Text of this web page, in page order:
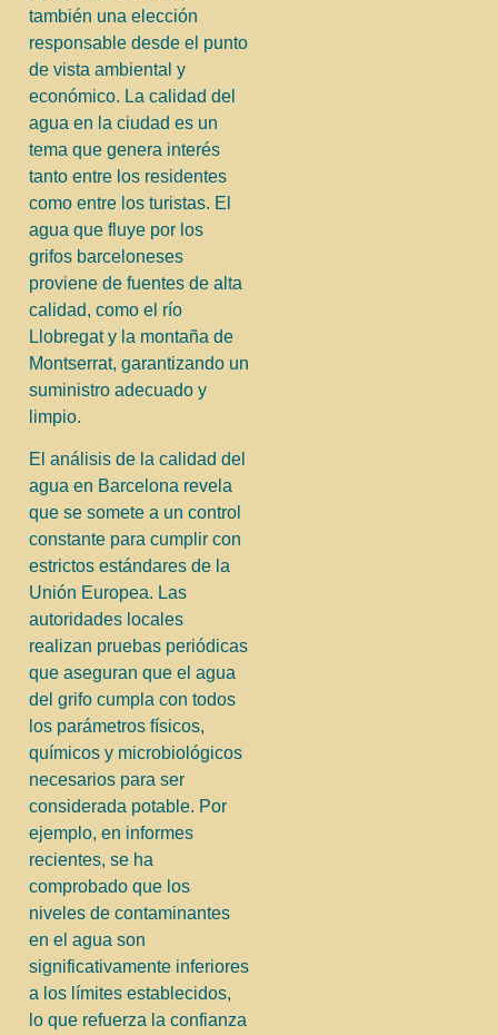
también una elección
responsable desde el punto
de vista ambiental y
económico. La calidad del
agua en la ciudad es un
tema que genera interés
tanto entre los residentes
como entre los turistas. El
agua que fluye por los
grifos barceloneses
proviene de fuentes de alta
calidad, como el río
Llobregat y la montaña de
Montserrat, garantizando un
suministro adecuado y
limpio.
El análisis de la calidad del
agua en Barcelona revela
que se somete a un control
constante para cumplir con
estrictos estándares de la
Unión Europea. Las
autoridades locales
realizan pruebas periódicas
que aseguran que el agua
del grifo cumpla con todos
los parámetros físicos,
químicos y microbiológicos
necesarios para ser
considerada potable. Por
ejemplo, en informes
recientes, se ha
comprobado que los
niveles de contaminantes
en el agua son
significativamente inferiores
a los límites establecidos,
lo que refuerza la confianza